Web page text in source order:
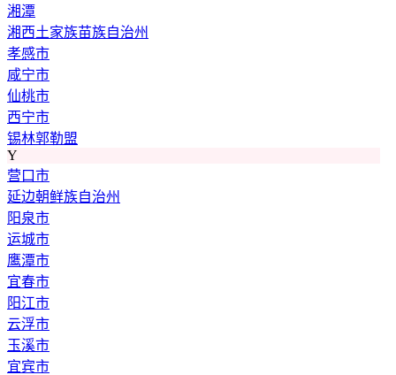
湘潭
湘西土家族苗族自治州
孝感市
咸宁市
仙桃市
西宁市
锡林郭勒盟
Y
营口市
延边朝鲜族自治州
阳泉市
运城市
鹰潭市
宜春市
阳江市
云浮市
玉溪市
宜宾市